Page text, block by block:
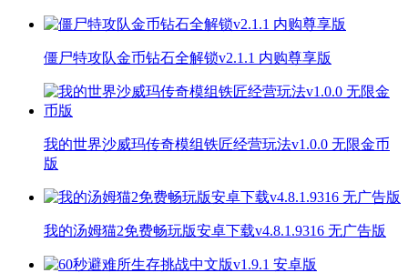
僵尸特攻队金币钻石全解锁v2.1.1 内购尊享版
我的世界沙威玛传奇模组铁匠经营玩法v1.0.0 无限金币
版
我的汤姆猫2免费畅玩版安卓下载v4.8.1.9316 无广告版